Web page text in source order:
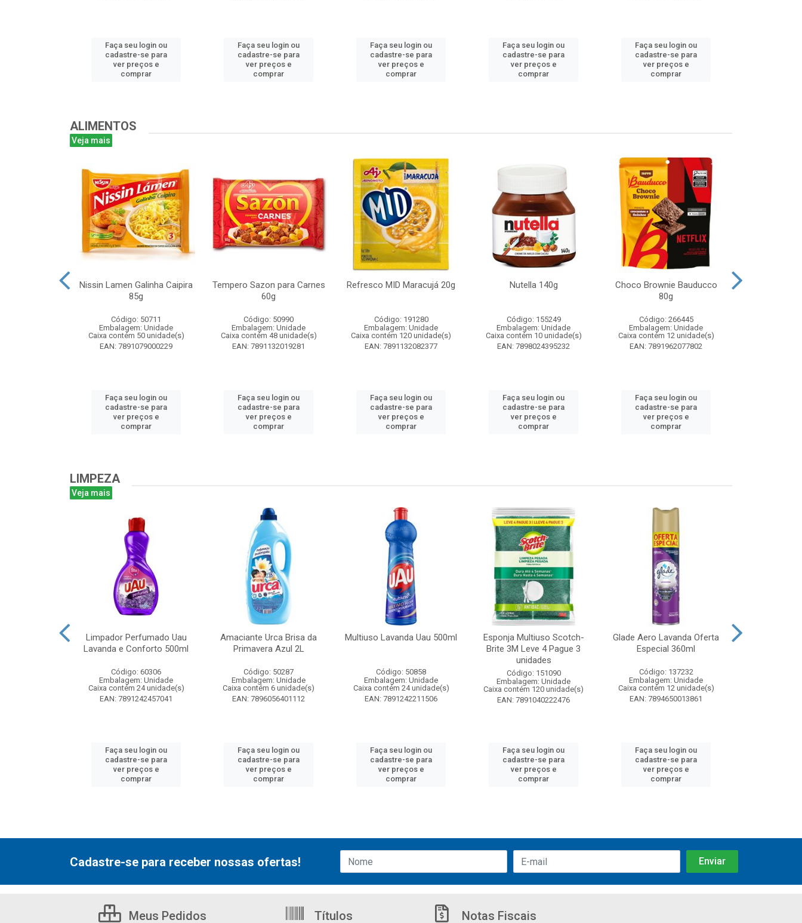
Faça seu login ou
cadastre-se para
ver preços e
comprar
Faça seu login ou
cadastre-se para
ver preços e
comprar
Faça seu login ou
cadastre-se para
ver preços e
comprar
Faça seu login ou
cadastre-se para
ver preços e
comprar
Faça seu login ou
cadastre-se para
ver preços e
comprar
ALIMENTOS
Veja mais
Nissin Lamen Galinha Caipira
85g
Código: 50711
Embalagem: Unidade
Caixa contém 50 unidade(s)
EAN: 7891079000229
Faça seu login ou
cadastre-se para
ver preços e
comprar
Tempero Sazon para Carnes
60g
Código: 50990
Embalagem: Unidade
Caixa contém 48 unidade(s)
EAN: 7891132019281
Faça seu login ou
cadastre-se para
ver preços e
comprar
Refresco MID Maracujá 20g
Código: 191280
Embalagem: Unidade
Caixa contém 120 unidade(s)
EAN: 7891132082377
Faça seu login ou
cadastre-se para
ver preços e
comprar
Nutella 140g
Código: 155249
Embalagem: Unidade
Caixa contém 10 unidade(s)
EAN: 7898024395232
Faça seu login ou
cadastre-se para
ver preços e
comprar
Choco Brownie Bauducco
80g
Código: 266445
Embalagem: Unidade
Caixa contém 12 unidade(s)
EAN: 7891962077802
Faça seu login ou
cadastre-se para
ver preços e
comprar
LIMPEZA
Veja mais
Limpador Perfumado Uau
Lavanda e Conforto 500ml
Código: 60306
Embalagem: Unidade
Caixa contém 24 unidade(s)
EAN: 7891242457041
Faça seu login ou
cadastre-se para
ver preços e
comprar
Amaciante Urca Brisa da
Primavera Azul 2L
Código: 50287
Embalagem: Unidade
Caixa contém 6 unidade(s)
EAN: 7896056401112
Faça seu login ou
cadastre-se para
ver preços e
comprar
Multiuso Lavanda Uau 500ml
Código: 50858
Embalagem: Unidade
Caixa contém 24 unidade(s)
EAN: 7891242211506
Faça seu login ou
cadastre-se para
ver preços e
comprar
Esponja Multiuso Scotch-
Brite 3M Leve 4 Pague 3
unidades
Código: 151090
Embalagem: Unidade
Caixa contém 120 unidade(s)
EAN: 7891040222476
Faça seu login ou
cadastre-se para
ver preços e
comprar
Glade Aero Lavanda Oferta
Especial 360ml
Código: 137232
Embalagem: Unidade
Caixa contém 12 unidade(s)
EAN: 7894650013861
Faça seu login ou
cadastre-se para
ver preços e
comprar
Cadastre-se para receber nossas ofertas!
Meus Pedidos Títulos Notas Fiscais